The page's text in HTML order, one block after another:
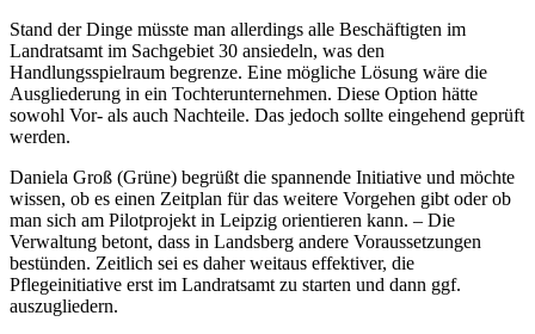
Stand der Dinge müsste man allerdings alle Beschäftigten im
Landratsamt im Sachgebiet 30 ansiedeln, was den
Handlungsspielraum begrenze. Eine mögliche Lösung wäre die
Ausgliederung in ein Tochterunternehmen. Diese Option hätte
sowohl Vor- als auch Nachteile. Das jedoch sollte eingehend geprüft
werden.
Daniela Groß (Grüne) begrüßt die spannende Initiative und möchte
wissen, ob es einen Zeitplan für das weitere Vorgehen gibt oder ob
man sich am Pilotprojekt in Leipzig orientieren kann. – Die
Verwaltung betont, dass in Landsberg andere Voraussetzungen
bestünden. Zeitlich sei es daher weitaus effektiver, die
Pflegeinitiative erst im Landratsamt zu starten und dann ggf.
auszugliedern.